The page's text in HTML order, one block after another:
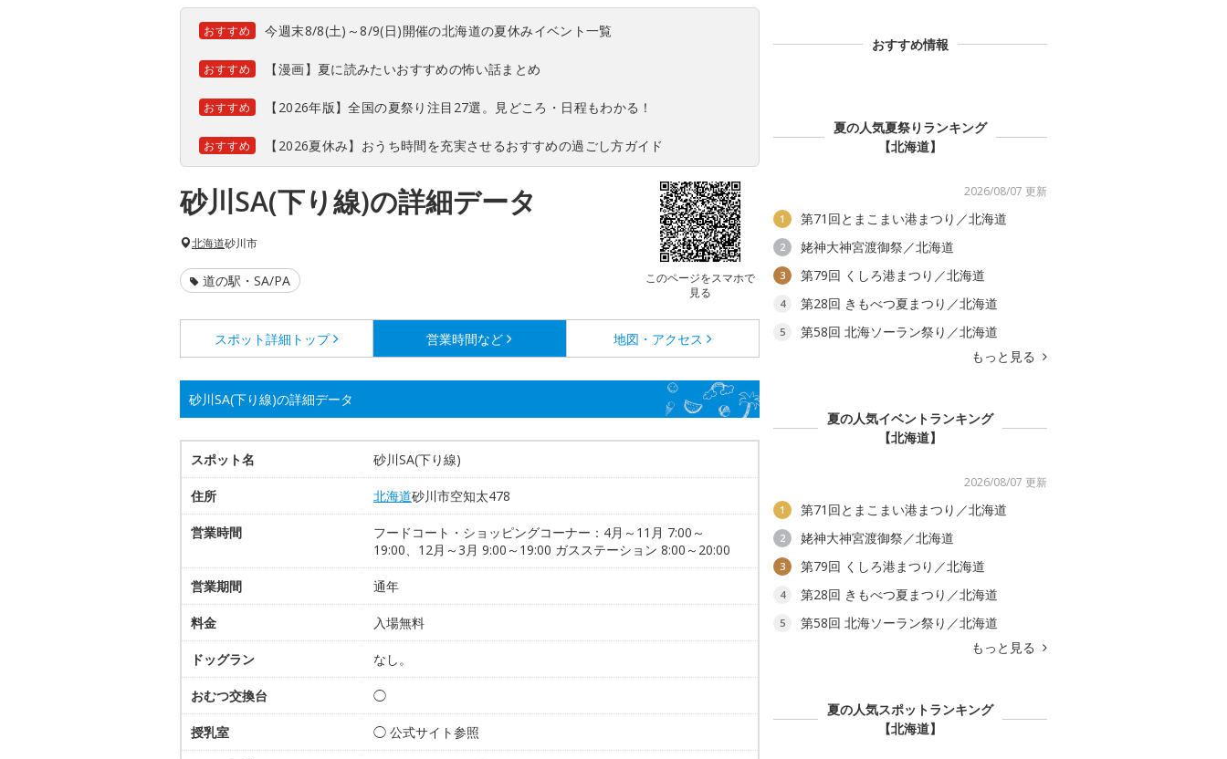
おすすめ 今週末8/8(土)～8/9(日)開催の北海道の夏休みイベント一覧
おすすめ 【漫画】夏に読みたいおすすめの怖い話まとめ
おすすめ 【2026年版】全国の夏祭り注目27選。見どころ・日程もわかる！
おすすめ 【2026夏休み】おうち時間を充実させるおすすめの過ごし方ガイド
砂川SA(下り線)の詳細データ
このページをスマホで
見る
北海道砂川市
道の駅・SA/PA
スポット詳細 トップ 営業時間など 地図・アクセス
砂川SA(下り線)の詳細データ
スポット名 砂川SA(下り線)
住所 北海道砂川市空知太478
営業時間
フードコート・ショッピングコーナー：4月～11月 7:00～
19:00、12月～3月 9:00～19:00 ガスステーション 8:00～20:00
営業期間 通年
料金 入場無料
ドッグラン なし。
おむつ交換台 ◯
授乳室 ◯ 公式サイト参照
おすすめ情報
夏の人気夏祭りランキング
【北海道】
2026/08/07 更新
1 第71回とまこまい港まつり／北海道
2 姥神大神宮渡御祭／北海道
3 第79回 くしろ港まつり／北海道
4 第28回 きもべつ夏まつり／北海道
5
第58回 北海ソーラン祭り／北海道
もっと見る
夏の人気イベントランキング
【北海道】
2026/08/07 更新
1 第71回とまこまい港まつり／北海道
2 姥神大神宮渡御祭／北海道
3 第79回 くしろ港まつり／北海道
4 第28回 きもべつ夏まつり／北海道
5
第58回 北海ソーラン祭り／北海道
もっと見る
夏の人気スポットランキング
【北海道】